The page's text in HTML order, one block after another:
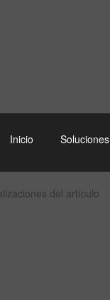
Inicio Soluciones